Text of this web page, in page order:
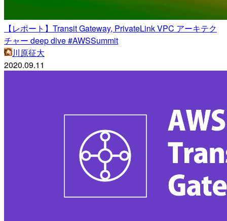
【レポート】Transit Gateway, PrivateLink VPC アーキテク
チャー deep dive #AWSSummit
川原征大
2020.09.11